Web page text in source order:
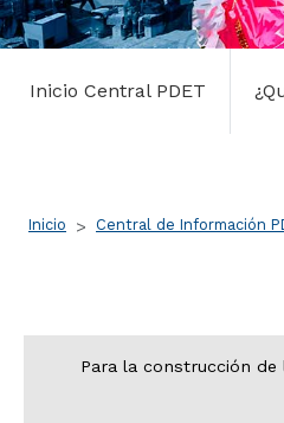
Inicio Central PDET
Ruta de
Inicio Central de Información
Para la construcción